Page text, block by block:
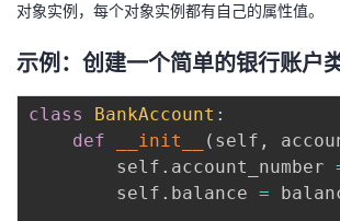
坛
圈
的
我
对象实例，每个对象实例都有自己的属性值。
示例：创建一个简单的银行账户
class BankAccount :
def
__init__ ( self ,
        self
. account_number
        self
. balance =